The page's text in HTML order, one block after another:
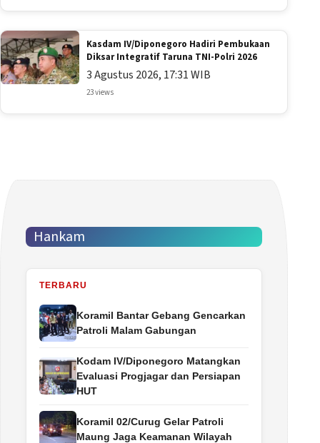
Kasdam IV/Diponegoro Hadiri Pembukaan
Diksar Integratif Taruna TNI-Polri 2026
3 Agustus 2026, 17:31 WIB
23 views
Hankam
TERBARU
Koramil Bantar Gebang Gencarkan
Patroli Malam Gabungan
Kodam IV/Diponegoro Matangkan
Evaluasi Progjagar dan Persiapan
HUT
Koramil 02/Curug Gelar Patroli
Maung Jaga Keamanan Wilayah